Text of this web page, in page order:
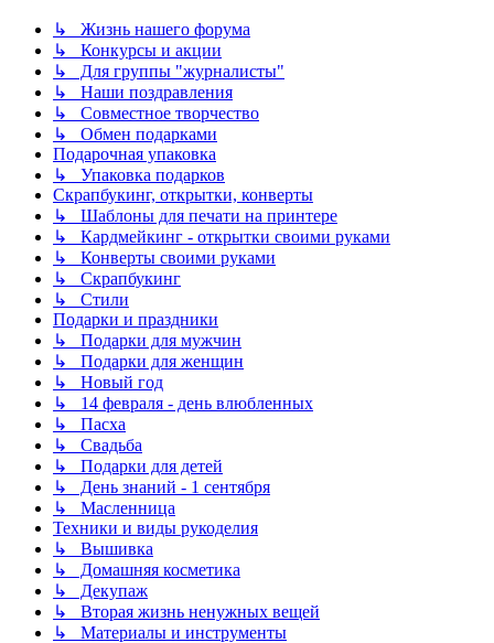
↳ Жизнь нашего форума
↳ Конкурсы и акции
↳ Для группы "журналисты"
↳ Наши поздравления
↳ Совместное творчество
↳ Обмен подарками
Подарочная упаковка
↳ Упаковка подарков
Скрапбукинг, открытки, конверты
↳ Шаблоны для печати на принтере
↳ Кардмейкинг - открытки своими руками
↳ Конверты своими руками
↳ Скрапбукинг
↳ Стили
Подарки и праздники
↳ Подарки для мужчин
↳ Подарки для женщин
↳ Новый год
↳ 14 февраля - день влюбленных
↳ Пасха
↳ Свадьба
↳ Подарки для детей
↳ День знаний - 1 сентября
↳ Масленница
Техники и виды рукоделия
↳ Вышивка
↳ Домашняя косметика
↳ Декупаж
↳ Вторая жизнь ненужных вещей
↳ Материалы и инструменты